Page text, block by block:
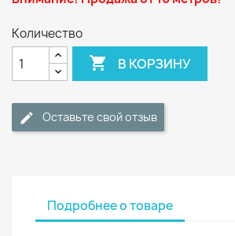
Количество
 В КОРЗИНУ
Оставьте свой отзыв
Подробнее о товаре